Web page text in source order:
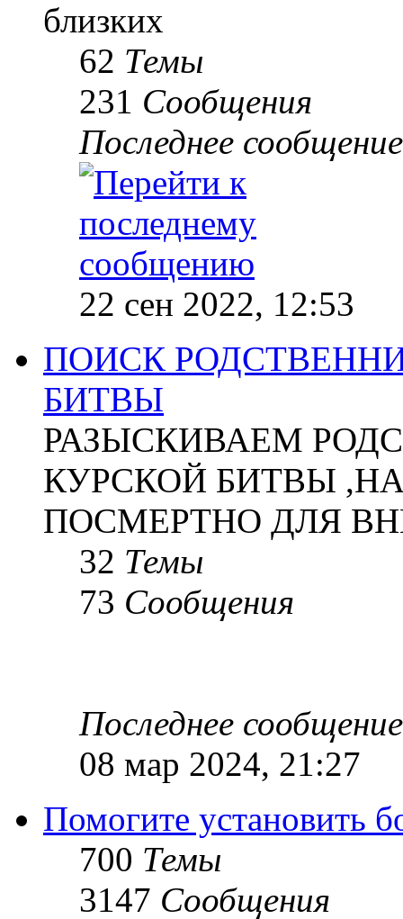
близких
62 Темы
231 Сообщения
Последнее сообщение
22 сен 2022, 12:53
ПОИСК
БИТВЫ
РАЗЫСКИВАЕМ
КУРСКОЙ БИТВЫ
ПОСМЕРТНО ДЛЯ
32 Темы
73 Сообщения
Последнее сообщение
08 мар 2024, 21:27
Помогите установить
700 Темы
3147 Сообщения